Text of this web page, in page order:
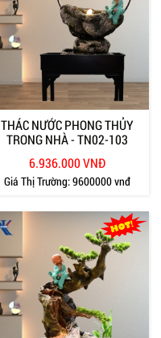
THÁC NƯỚC PHONG THỦY
TRONG NHÀ - TN02-103
6.936.000 VNĐ
Giá Thị Trường:9600000 vnđ